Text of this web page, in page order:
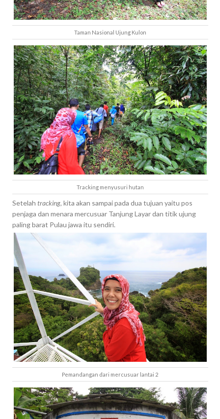
Taman Nasional Ujung Kulon
Tracking menyusuri hutan
Setelah tracking, kita akan sampai pada dua tujuan yaitu pos
penjaga dan menara mercusuar Tanjung Layar dan titik ujung
paling barat Pulau jawa itu sendiri.
Pemandangan dari mercusuar lantai 2